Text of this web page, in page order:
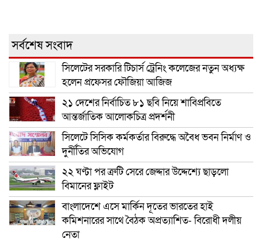
সর্বশেষ সংবাদ
সিলেটের সরকারি টিচার্স ট্রেনিং কলেজের নতুন অধ্যক্ষ
হলেন প্রফেসর ফৌজিয়া আজিজ
২১ দেশের নির্বাচিত ৮১ ছবি নিয়ে শাবিপ্রবিতে
আন্তর্জাতিক আলোকচিত্র প্রদর্শনী
সিলেটে সিসিক কর্মকর্তার বিরুদ্ধে অবৈধ ভবন নির্মাণ ও
দুর্নীতির অভিযোগ
২২ ঘণ্টা পর ত্রুটি সেরে জেদ্দার উদ্দেশ্যে ছাড়লো
বিমানের ফ্লাইট
বাংলাদেশে এসে মার্কিন দূতের ভারতের হাই
কমিশনারের সাথে বৈঠক অপ্রত্যাশিত- বিরোধী দলীয়
নেতা